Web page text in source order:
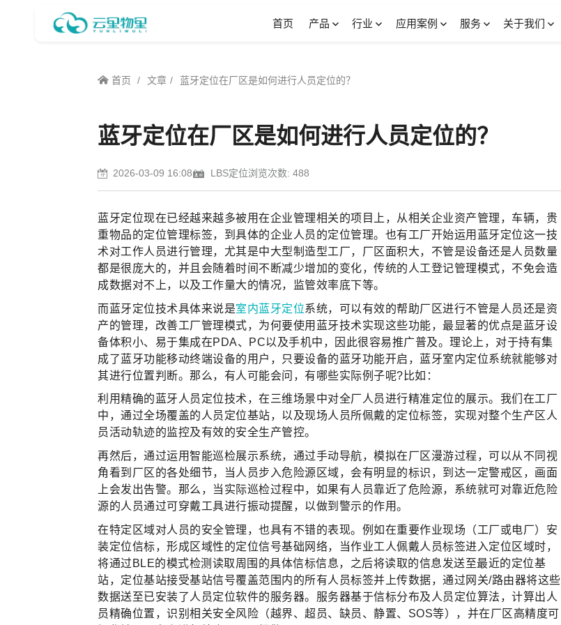
首页 产品 行业 应用案例 服务 关于我们
首页 文章 蓝牙定位在厂区是如何进行人员定位的？
蓝牙定位在厂区是如何进行人员定位的？
2026-03-09 16:08 LBS定位浏览次数: 488
蓝牙定位现在已经越来越多被用在企业管理相关的项目上，从相关企业资产管理，车辆，贵
重物品的定位管理标签，到具体的企业人员的定位管理。也有工厂开始运用蓝牙定位这一技
术对工作人员进行管理，尤其是中大型制造型工厂，厂区面积大，不管是设备还是人员数量
都是很庞大的，并且会随着时间不断减少增加的变化，传统的人工登记管理模式，不免会造
成数据对不上，以及工作量大的情况，监管效率底下等。
而蓝牙定位技术具体来说是室内蓝牙定位系统，可以有效的帮助厂区进行不管是人员还是资
产的管理，改善工厂管理模式，为何要使用蓝牙技术实现这些功能，最显著的优点是蓝牙设
备体积小、易于集成在PDA、PC以及手机中，因此很容易推广普及。理论上，对于持有集
成了蓝牙功能移动终端设备的用户，只要设备的蓝牙功能开启，蓝牙室内定位系统就能够对
其进行位置判断。那么，有人可能会问，有哪些实际例子呢?比如：
利用精确的蓝牙人员定位技术，在三维场景中对全厂人员进行精准定位的展示。我们在工厂
中，通过全场覆盖的人员定位基站，以及现场人员所佩戴的定位标签，实现对整个生产区人
员活动轨迹的监控及有效的安全生产管控。
再然后，通过运用智能巡检展示系统，通过手动导航，模拟在厂区漫游过程，可以从不同视
角看到厂区的各处细节，当人员步入危险源区域，会有明显的标识，到达一定警戒区，画面
上会发出告警。那么，当实际巡检过程中，如果有人员靠近了危险源，系统就可对靠近危险
源的人员通过可穿戴工具进行振动提醒，以做到警示的作用。
在特定区域对人员的安全管理，也具有不错的表现。例如在重要作业现场（工厂或电厂）安
装定位信标，形成区域性的定位信号基础网络，当作业工人佩戴人员标签进入定位区域时，
将通过BLE的模式检测读取周围的具体信标信息，之后将读取的信息发送至最近的定位基
站，定位基站接受基站信号覆盖范围内的所有人员标签并上传数据，通过网关/路由器将这些
数据送至已安装了人员定位软件的服务器。服务器基于信标分布及人员定位算法，计算出人
员精确位置，识别相关安全风险（越界、超员、缺员、静置、SOS等），并在厂区高精度可